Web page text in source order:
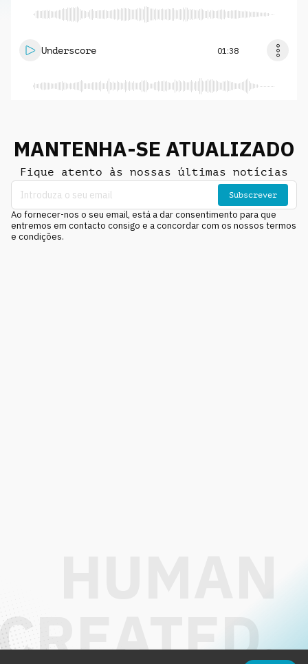
Underscore 01:38
MANTENHA-SE ATUALIZADO
Fique atento às nossas últimas notícias
Subscrever
Ao fornecer-nos o seu email, está a dar consentimento para que
entremos em contacto consigo e a concordar com os nossos termos
e condições.